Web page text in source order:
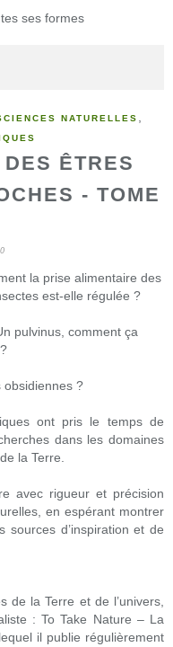
NATURELLES
ÊTRES
- TOME
la prise alimentaire des
est-elle régulée ?
pulvinus, comment ça
obsidiennes ?
ont pris le temps de
dans les domaines
la Terre.
avec rigueur et précision
en espérant montrer
d’inspiration et de
de la Terre et de l’univers,
: To Take Nature – La
il publie régulièrement